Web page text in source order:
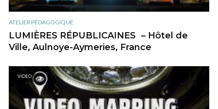
ATELIER PÉDAGOGIQUE
LUMIÈRES RÉPUBLICAINES – Hôtel de
Ville, Aulnoye-Aymeries, France
VIDEO